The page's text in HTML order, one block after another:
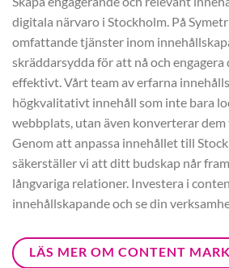
digitala närvaro i Stockholm. På
omfattande tjänster inom
skräddarsydda för att nå och
effektivt. Vårt team av erfarna
högkvalitativt innehåll som inte bara
webbplats, utan även konverterar dem
Genom att anpassa innehållet till
säkerställer vi att ditt budskap når
långvariga relationer. Investera i
innehållskapande och se din
LÄS MER OM CONTENT